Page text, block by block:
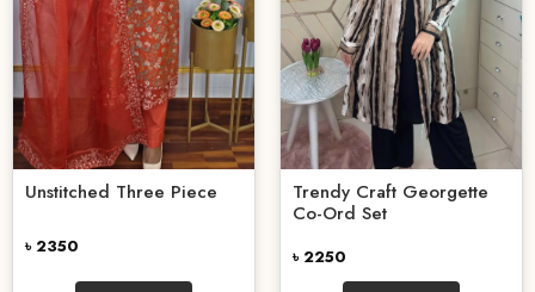
Unstitched Three Piece
৳ 2350
Trendy Craft Georgette
Co-Ord Set
৳ 2250